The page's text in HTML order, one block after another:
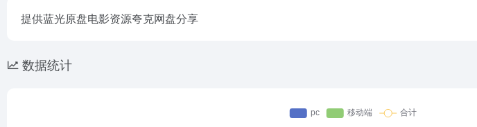
提供蓝光原盘电影资源夸克网盘分享
数据统计